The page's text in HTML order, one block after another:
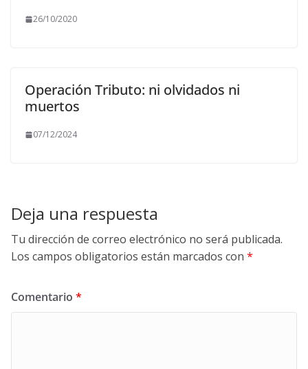
26/10/2020
Operación Tributo: ni olvidados ni
muertos
07/12/2024
Deja una respuesta
Tu dirección de correo electrónico no será publicada.
Los campos obligatorios están marcados con *
Comentario *